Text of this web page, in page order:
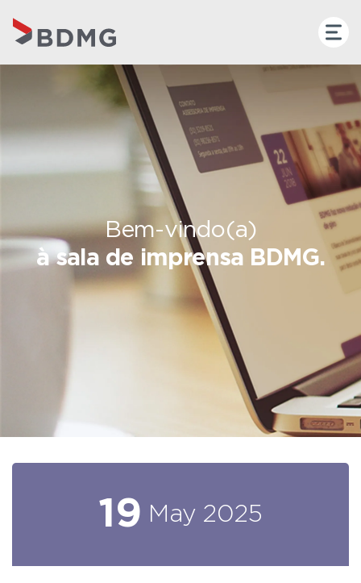
Bem-vindo(a)
à sala de imprensa BDMG.
19 May 2025